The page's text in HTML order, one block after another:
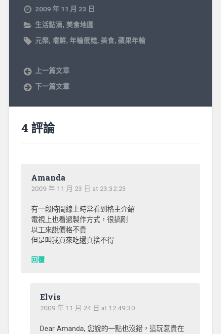
2009 年 11 月 23 日
生活點滴, 美食地圖
元樂, 嚐鮮, 年輪蛋糕, 美食, 蘋果年輪
上一篇文章
下一篇文章
4 評論
Amanda
2009 年 11 月 23 日 at 23:32:23
有一段時間線上時常看到格主介紹
電視上也看過製作方式，很搞剛
以工來說價格不貴
但是叫我買來吃還真捨不得
回覆
Elvis
2009 年 11 月 24 日 at 12:49:30
Dear Amanda, 您說的一點也沒錯，這玩意貴在